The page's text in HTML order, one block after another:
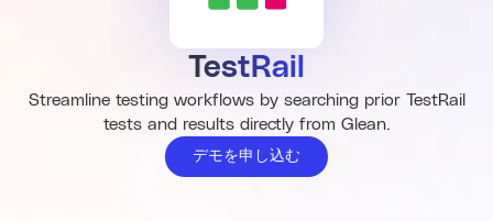
TestRail
Streamline testing workflows by searching prior TestRail
tests and results directly from Glean.
デモを申し込む